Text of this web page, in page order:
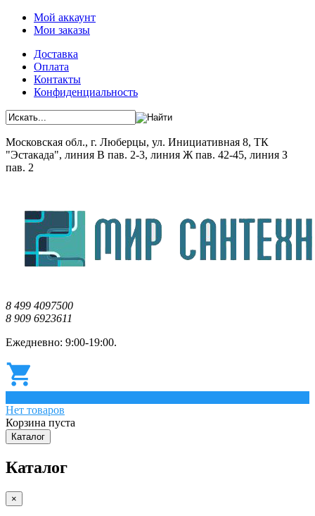
Мой аккаунт
Мои заказы
Доставка
Оплата
Контакты
Конфиденциальность
Московская обл., г. Люберцы, ул. Инициативная 8, ТК
"Эстакада", линия В пав. 2-3, линия Ж пав. 42-45, линия З
пав. 2
8 499 4097500
8 909 6923611
Ежедневно: 9:00-19:00.
Нет товаров
Корзина пуста
Каталог
Каталог
×